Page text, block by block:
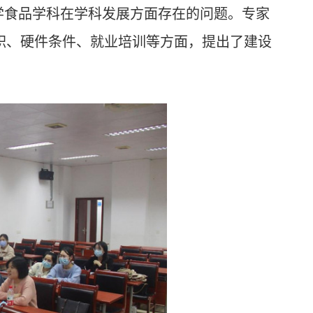
品学科在学科发展方面存在的问题。专家
硬件条件、就业培训 等方面，提出了建设